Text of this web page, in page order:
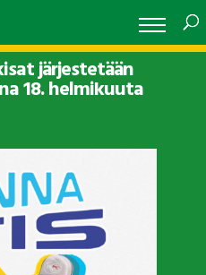
järjestetään
18. helmikuuta